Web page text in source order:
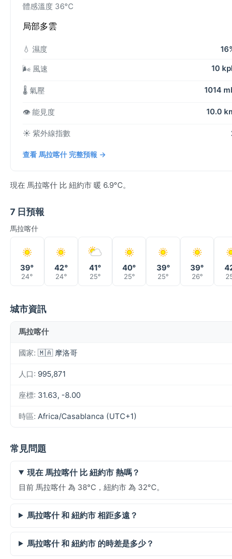
體感溫度 36°C
局部多雲
💧 濕度
🌬️ 風速 10
🌡️ 氣壓 1014
👁️ 能見度 10.0
☀️ 紫外線指數
查看 馬拉喀什 完整預報 →
現在 馬拉喀什 比 紐約市 暖 6.9°C。
7 日預報
馬拉喀什
39°
24°
42°
24°
41°
25°
40°
25°
39°
25°
39°
26°
城市資訊
馬拉喀什
國家: 🇲🇦 摩洛哥
人口: 995,871
座標: 31.63, -8.00
時區: Africa/Casablanca (UTC+1)
常見問題
現在 馬拉喀什 比 紐約市 熱嗎？
目前 馬拉喀什 為 38°C，紐約市 為 32°C。
馬拉喀什 和 紐約市 相距多遠？
馬拉喀什 和 紐約市 的時差是多少？